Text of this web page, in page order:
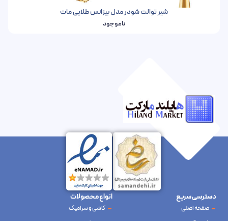
شیر توالت شودر مدل بیزانس طلایی مات
ناموجود
دسترسی سریع
صفحه اصلی
انواع محصولات
کاشی و سرامیک